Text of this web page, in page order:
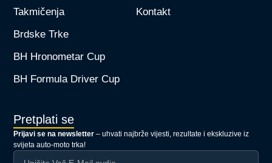
Takmičenja
Brdske Trke
BH Hronometar Cup
BH Formula Driver Cup
Kontakt
Pretplati se
Prijavi se na newsletter – uhvati najbrže vijesti, rezultate i ekskluzive iz
svijeta auto-moto trka!